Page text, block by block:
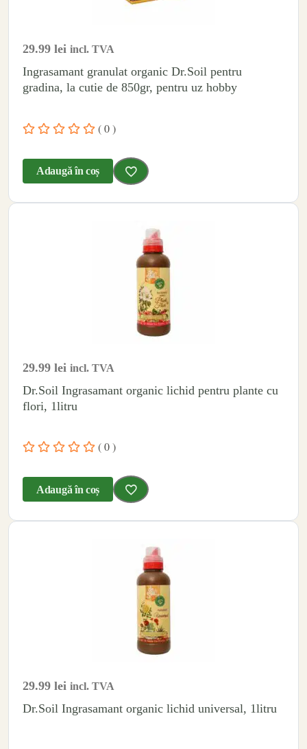
29.99 lei incl. TVA
Ingrasamant granulat organic Dr.Soil pentru
gradina, la cutie de 850gr, pentru uz hobby
( 0 )
Adaugă în coș
29.99 lei incl. TVA
Dr.Soil Ingrasamant organic lichid pentru plante cu
flori, 1litru
( 0 )
Adaugă în coș
29.99 lei incl. TVA
Dr.Soil Ingrasamant organic lichid universal, 1litru